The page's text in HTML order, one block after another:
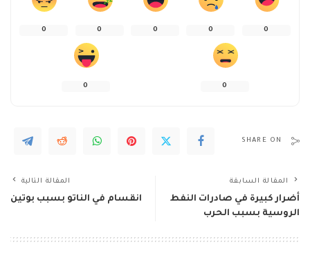
0
0
0
0
0
0
0
SHARE ON
المقالة السابقة
أضرار كبيرة في صادرات النفط
الروسية بسبب الحرب
المقالة التالية
انقسام في الناتو بسبب بوتين